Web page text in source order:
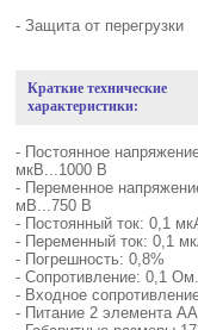
- Защита от перегрузки
Краткие технические
характеристики:
- Постоянное
мкВ...1000 В
- Переменное
мВ...750 В
- Постоянный ток: 0,1
- Переменный ток: 0,1
- Погрешность: 0,8%
- Сопротивление: 0,1
- Входное
- Питание 2 элемента